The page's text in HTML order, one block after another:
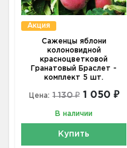
Акция
Саженцы яблони
колоновидной
красноцветковой
Гранатовый Браслет -
комплект 5 шт.
Цена: 1 130 ₽ 1 050 ₽
В наличии
Купить